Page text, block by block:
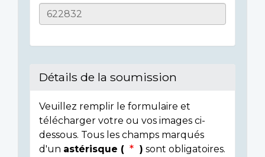
Détails de la soumission
Veuillez remplir le formulaire et
télécharger votre ou vos images ci-
dessous. Tous les champs marqués
d'un astérisque ( ) sont obligatoires.